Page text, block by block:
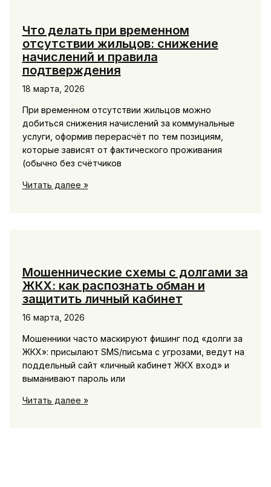
Что делать при временном
отсутствии жильцов: снижение
начислений и правила
подтверждения
18 марта, 2026
При временном отсутствии жильцов можно
добиться снижения начислений за коммунальные
услуги, оформив перерасчёт по тем позициям,
которые зависят от фактического проживания
(обычно без счётчиков
Что
начислений
и
правила
подтверждения
Читать далее »
Мошеннические схемы с долгами за
ЖКХ: как распознать обман и
защитить личный кабинет
16 марта, 2026
Мошенники часто маскируют фишинг под «долги за
ЖКХ»: присылают SMS/письма с угрозами, ведут на
поддельный сайт «личный кабинет ЖКХ вход» и
выманивают пароль или
Мошеннические
Читать далее »